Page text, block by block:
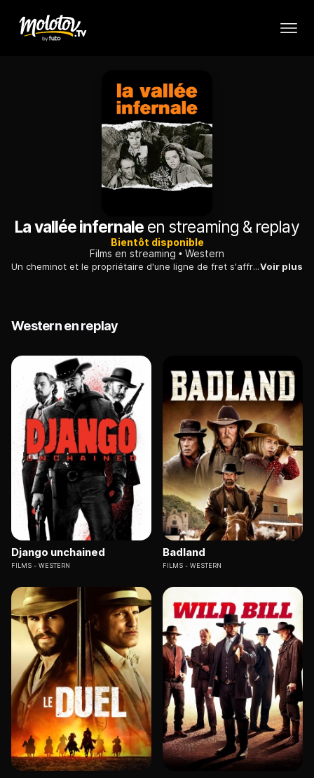
La vallée infernaleen streaming & replay
Bientôt disponible
Films en streaming
Western
Un cheminot et le propriétaire d'une ligne de fret s'affrontent pour le contrôle d'un col de montagne crucial...Voir plus
Western en replay
Django unchained
FILMS WESTERN
Badland
FILMS WESTERN